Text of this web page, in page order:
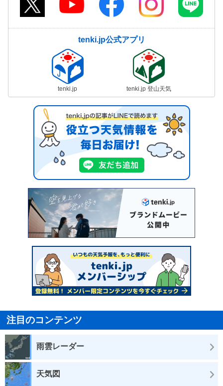
tenki.jp公式アプリ
tenki.jp tenki.jp 登山天気
注目のコンテンツ
雨雲レーダー
天気図